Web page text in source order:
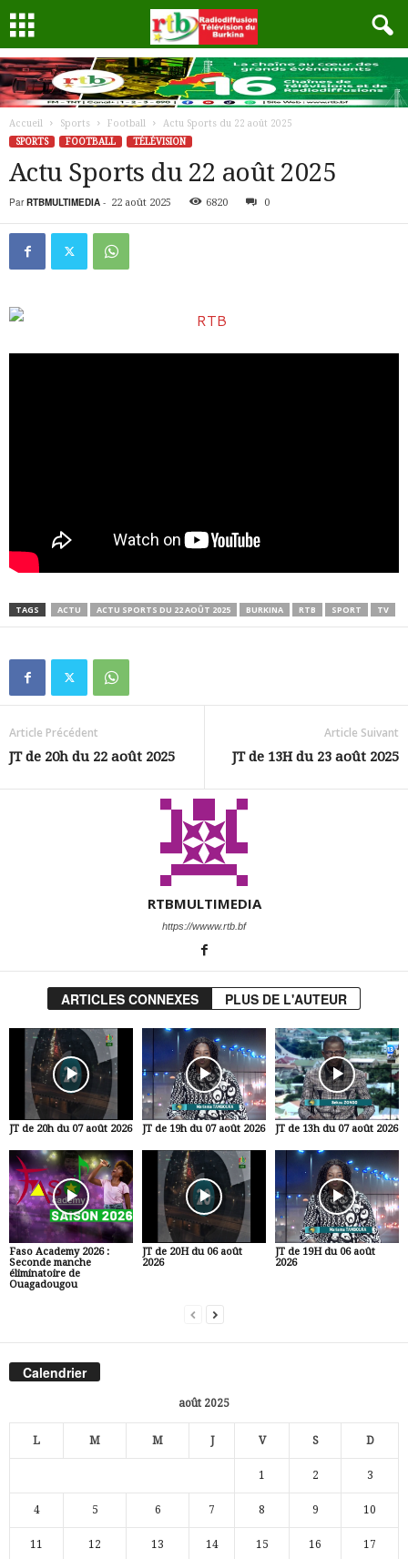
Accueil Sports Football
Actu Sports du 22 août 2025
SPORTS
FOOTBALL TÉLÉVISION
Actu Sports du 22 août 2025
Par RTBMULTIMEDIA - 22 août 2025 6820 0
TAGS ACTU ACTU SPORTS DU 22 AOÛT 2025 BURKINA RTB SPORT TV
Article Précédent
JT de 20h du 22 août 2025
Article Suivant
JT de 13H du 23 août 2025
RTBMULTIMEDIA
https://wwww.rtb.bf
ARTICLES CONNEXES PLUS DE L'AUTEUR
JT de 20h du 07 août 2026 JT de 19h du 07 août 2026 JT de 13h du 07 août 2026
Faso Academy 2026 :
Seconde manche
éliminatoire de
Ouagadougou
JT de 20H du 06 août
2026
JT de 19H du 06 août
2026
Calendrier
août 2025
L M M J V S D
1 2 3
4 5 6 7 8 9 10
11 12 13 14 15 16 17